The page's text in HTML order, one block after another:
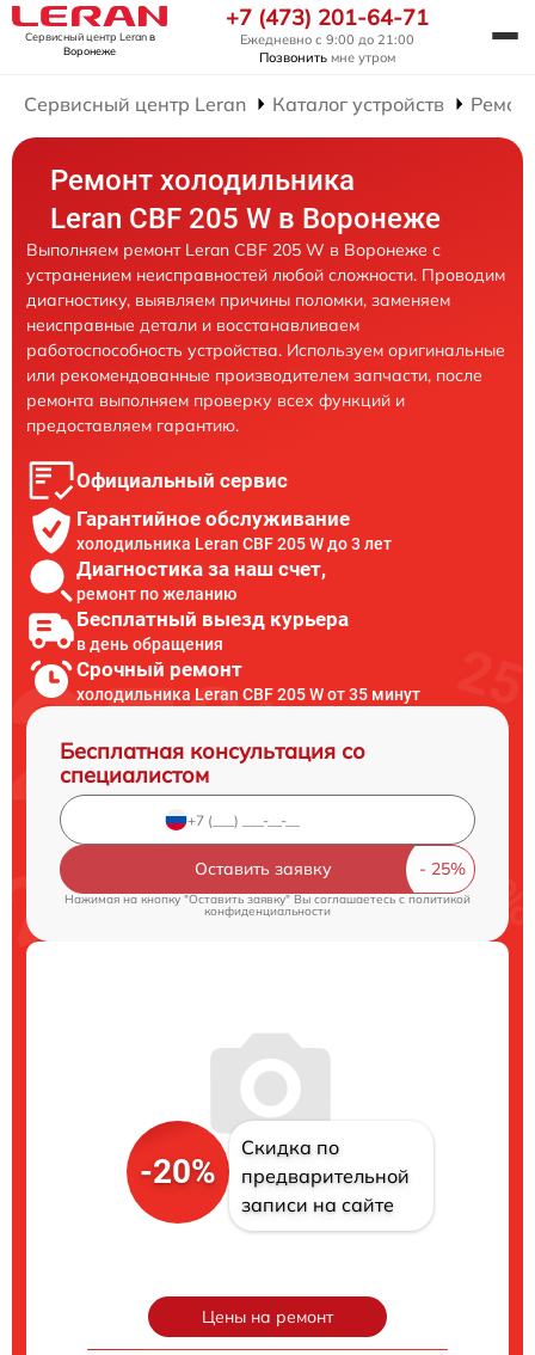
Сервисный центр Leranв
Воронеже
+7 (473) 201-64-71
Ежедневно с 9:00 до 21:00
Позвонить мне утром
Сервисный центр Leran Каталог устройств
Ремонт холодильника
Leran CBF 205 W в Воронеже
Выполняем ремонт Leran CBF 205 W в Воронеже с
устранением неисправностей любой сложности. Проводим
диагностику, выявляем причины поломки, заменяем
неисправные детали и восстанавливаем
работоспособность устройства. Используем оригинальные
или рекомендованные производителем запчасти, после
ремонта выполняем проверку всех функций и
предоставляем гарантию.
Официальный сервис
Гарантийное обслуживание
холодильника Leran CBF 205 W до 3 лет
Диагностика за наш счет,
ремонт по желанию
Бесплатный выезд курьера
в день обращения
Срочный ремонт
холодильника Leran CBF 205 W от 35 минут
Бесплатная консультация со
специалистом
Оставить заявку
Нажимая на кнопку "Оставить заявку" Вы соглашаетесь cполитикой
конфиденциальности
-20%
Скидка по
предварительной
записи на сайте
Цены на ремонт